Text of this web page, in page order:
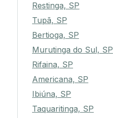
Restinga, SP
Tupã, SP
Bertioga, SP
Murutinga do Sul, SP
Rifaina, SP
Americana, SP
Ibiúna, SP
Taquaritinga, SP